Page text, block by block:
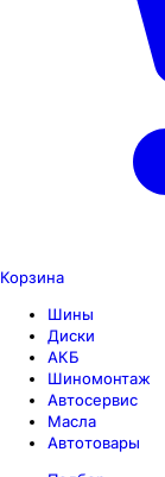
Корзина
Шины
Диски
АКБ
Шиномонтаж
Автосервис
Масла
Автотовары